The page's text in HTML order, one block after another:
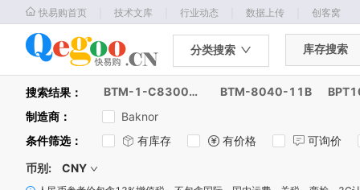
快易购首页 技术文库 行业动态 数据上传 创客窝
分类搜索 库存搜索
搜索结果： BTM-1-C830007 BTM-8040-11B
制造商 ：
Baknor
条件筛选： 有库存 有价格
可询价
币别:
CNY